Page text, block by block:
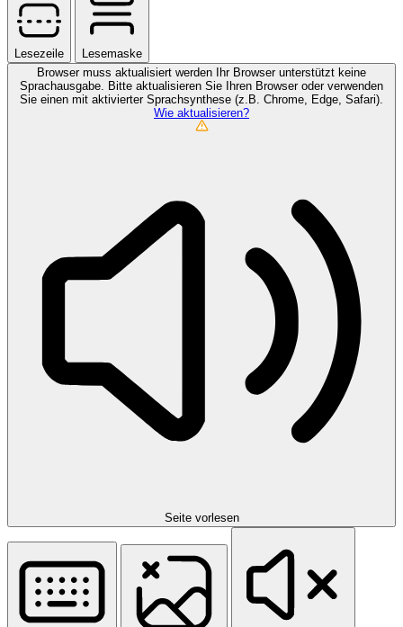
Lesezeile
Lesemaske
Browser muss aktualisiert werden
Ihr Browser unterstützt keine
Sprachausgabe. Bitte aktualisieren Sie Ihren Browser oder verwenden
Sie einen mit aktivierter Sprachsynthese (z.B. Chrome, Edge, Safari).
Wie aktualisieren?
Seite vorlesen